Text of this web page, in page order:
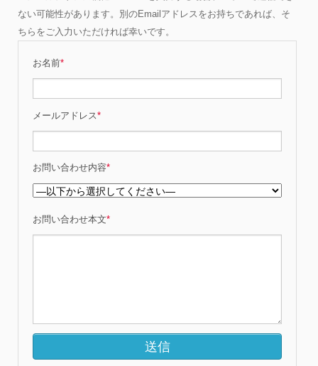
ない可能性があります。別のEmailアドレスをお持ちであれば、そ
ちらをご入力いただければ幸いです。
お名前*
メールアドレス*
お問い合わせ内容*
お問い合わせ本文*